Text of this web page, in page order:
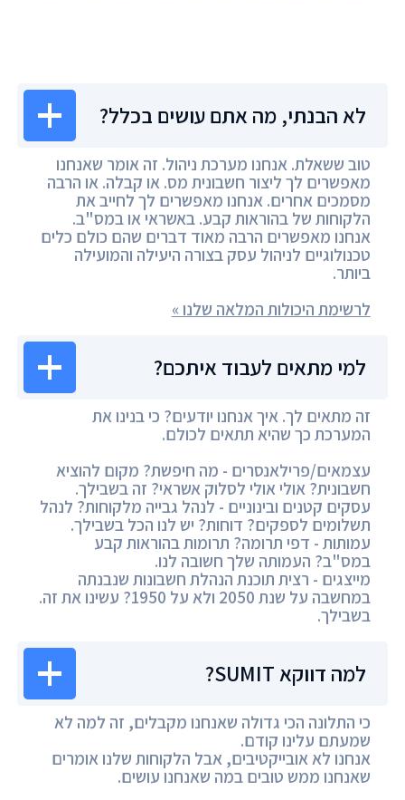
לא הבנתי, מה אתם עושים בכלל?
טוב ששאלת. אנחנו מערכת ניהול. זה אומר שאנחנו
מאפשרים לך ליצור חשבונית מס. או קבלה. או הרבה
מסמכים אחרים. אנחנו מאפשרים לך לחייב את
הלקוחות של בהוראות קבע. באשראי או במס"ב.
אנחנו מאפשרים הרבה מאוד דברים שהם כולם כלים
טכנולוגיים לניהול עסק בצורה היעילה והמועילה
ביותר.
לרשימת היכולות המלאה שלנו »
למי מתאים לעבוד איתכם?
זה מתאים לך. איך אנחנו יודעים? כי בנינו את
המערכת כך שהיא תתאים לכולם.
עצמאים/פרילאנסרים - מה חיפשת? מקום להוציא
חשבונית? אולי אולי לסלוק אשראי? זה בשבילך.
עסקים קטנים ובינוניים - לנהל גבייה מלקוחות? לנהל
תשלומים לספקים? דוחות? יש לנו הכל בשבילך.
עמותות - דפי תרומה? תרומות בהוראות קבע
במס"ב? העמותה שלך חשובה לנו.
מייצגים - רצית תוכנת הנהלת חשבונות שנבנתה
במחשבה על שנת 2050 ולא על 1950? עשינו את זה.
בשבילך.
למה דווקא SUMIT?
כי התלונה הכי גדולה שאנחנו מקבלים, זה למה לא
שמעתם עלינו קודם.
אנחנו לא אובייקטיבים, אבל הלקוחות שלנו אומרים
שאנחנו ממש טובים במה שאנחנו עושים.